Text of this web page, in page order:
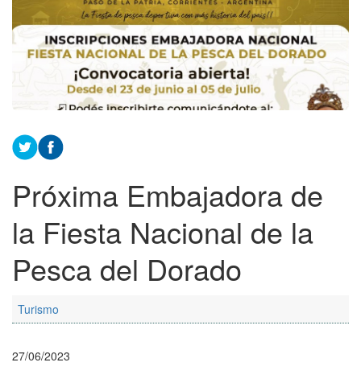
Próxima Embajadora de
la Fiesta Nacional de la
Pesca del Dorado
Turismo
27/06/2023